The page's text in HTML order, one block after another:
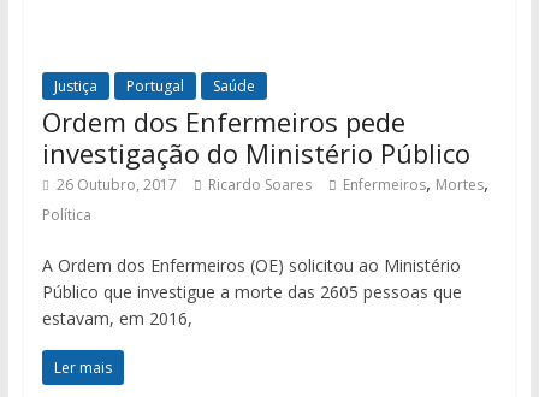
Justiça Portugal Saúde
Ordem dos Enfermeiros pede
investigação do Ministério Público
26 Outubro, 2017 Ricardo Soares Enfermeiros, Mortes,
Política
A Ordem dos Enfermeiros (OE) solicitou ao Ministério
Público que investigue a morte das 2605 pessoas que
estavam, em 2016,
Ler mais